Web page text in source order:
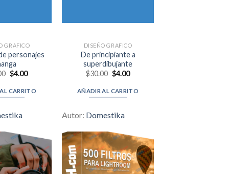
GRAFICO
personajes
Original
price
was:
$30.00.
$4.00Current
is:
$4.00.
CARRITO
DISEÑO GRAFICO
De principiante a
superdibujante
$30.00 Original
price
was:
$30.00.
$4.00Current
is:
$4.00.
AÑADIR AL CARRITO
Autor: Domestika